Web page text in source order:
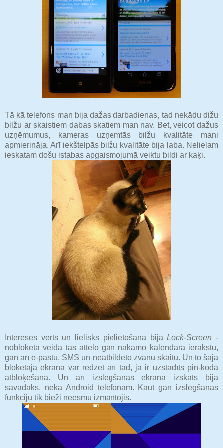
Tā kā telefons man bija dažas darbadienas, tad nekādu dižu
bilžu ar skaistiem dabas skatiem man nav. Bet, veicot dažus
uzņēmumus, kameras uzņemtās bilžu kvalitāte mani
apmierināja. Arī iekštelpās bilžu kvalitāte bija laba. Nelielam
ieskatam došu istabas apgaismojumā veiktu bildi ar kaķi.
Intereses vērts un lielisks pielietošanā bijaLock-Screen -
nobloķētā veidā tas attēlo gan nākamo kalendāra ierakstu,
gan arī e-pastu, SMS un neatbildēto zvanu skaitu. Un to šajā
bloķētajā ekrānā var redzēt arī tad, ja ir uzstādīts pin-koda
atbloķēšana. Un arī izslēgšanas ekrāna izskats bija
savādāks, nekā Android telefonam. Kaut gan izslēgšanas
funkciju tik bieži neesmu izmantojis.